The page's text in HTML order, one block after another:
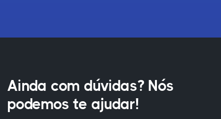
Ainda com dúvidas? Nós
podemos te ajudar!